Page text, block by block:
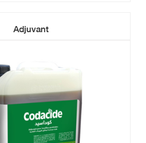
Adjuvant